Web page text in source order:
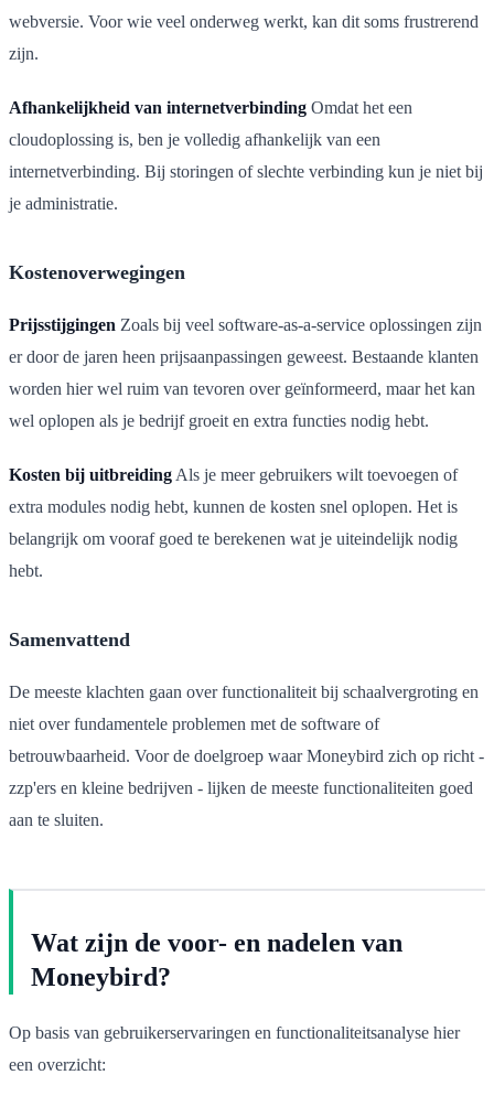
webversie. Voor wie veel onderweg werkt, kan dit soms frustrerend
zijn.
Afhankelijkheid van internetverbinding Omdat het een
cloudoplossing is, ben je volledig afhankelijk van een
internetverbinding. Bij storingen of slechte verbinding kun je niet bij
je administratie.
Kostenoverwegingen
Prijsstijgingen Zoals bij veel software-as-a-service oplossingen zijn
er door de jaren heen prijsaanpassingen geweest. Bestaande klanten
worden hier wel ruim van tevoren over geïnformeerd, maar het kan
wel oplopen als je bedrijf groeit en extra functies nodig hebt.
Kosten bij uitbreiding Als je meer gebruikers wilt toevoegen of
extra modules nodig hebt, kunnen de kosten snel oplopen. Het is
belangrijk om vooraf goed te berekenen wat je uiteindelijk nodig
hebt.
Samenvattend
De meeste klachten gaan over functionaliteit bij schaalvergroting en
niet over fundamentele problemen met de software of
betrouwbaarheid. Voor de doelgroep waar Moneybird zich op richt -
zzp'ers en kleine bedrijven - lijken de meeste functionaliteiten goed
aan te sluiten.
Wat zijn de voor- en nadelen van
Moneybird?
Op basis van gebruikerservaringen en functionaliteitsanalyse hier
een overzicht: